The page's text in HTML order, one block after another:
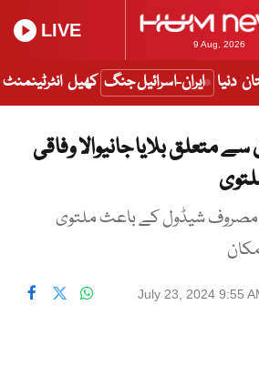
9 Aug, 2026
LIVE
دنیا ایران-اسرائیل جنگ کھیل انٹرٹینمنٹ
متعلق بلایا جانیوالا وفاقی
مصروف شیڈول کے باعث ملتوی
July 23, 2024 9:55